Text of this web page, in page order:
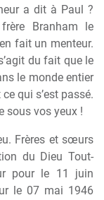
a dit à Paul ?
Branham le
fait un menteur.
du fait que le
le monde entier
qui s’est passé.
sous vos yeux !
Frères et sœurs
du Dieu Tout-
pour le 11 juin
le 07 mai 1946